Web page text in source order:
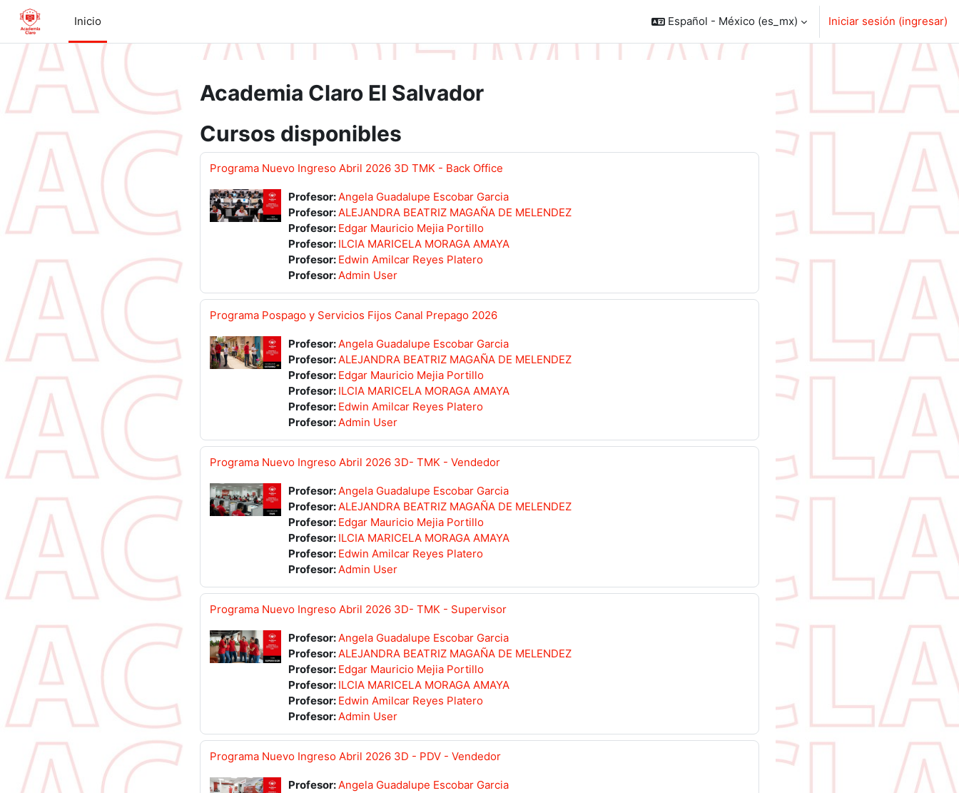
Saltar al contenido principal
Inicio
Español - México ‎(es_mx)‎ Iniciar sesión (ingresar)
Academia Claro El Salvador
Cursos disponibles
Programa Nuevo Ingreso Abril 2026 3D TMK - Back Office
Profesor:Angela Guadalupe Escobar Garcia
Profesor:ALEJANDRA BEATRIZ MAGAÑA DE MELENDEZ
Profesor: Edgar Mauricio Mejia Portillo
Profesor: ILCIA MARICELA MORAGA AMAYA
Profesor: Edwin Amilcar Reyes Platero
Profesor:Admin User
Programa Pospago y Servicios Fijos Canal Prepago 2026
Profesor:Angela Guadalupe Escobar Garcia
Profesor:ALEJANDRA BEATRIZ MAGAÑA DE MELENDEZ
Profesor: Edgar Mauricio Mejia Portillo
Profesor: ILCIA MARICELA MORAGA AMAYA
Profesor: Edwin Amilcar Reyes Platero
Profesor:Admin User
Programa Nuevo Ingreso Abril 2026 3D- TMK - Vendedor
Profesor:Angela Guadalupe Escobar Garcia
Profesor:ALEJANDRA BEATRIZ MAGAÑA DE MELENDEZ
Profesor: Edgar Mauricio Mejia Portillo
Profesor: ILCIA MARICELA MORAGA AMAYA
Profesor: Edwin Amilcar Reyes Platero
Profesor:Admin User
Programa Nuevo Ingreso Abril 2026 3D- TMK - Supervisor
Profesor:Angela Guadalupe Escobar Garcia
Profesor:ALEJANDRA BEATRIZ MAGAÑA DE MELENDEZ
Profesor: Edgar Mauricio Mejia Portillo
Profesor: ILCIA MARICELA MORAGA AMAYA
Profesor: Edwin Amilcar Reyes Platero
Profesor:Admin User
Programa Nuevo Ingreso Abril 2026 3D - PDV - Vendedor
Profesor:Angela Guadalupe Escobar Garcia